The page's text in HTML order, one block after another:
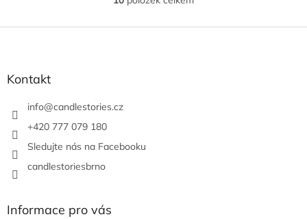
O
l
Kontakt
info@candlestories.cz
+420 777 079 180
Sledujte nás na Facebooku
candlestoriesbrno
Informace pro vás